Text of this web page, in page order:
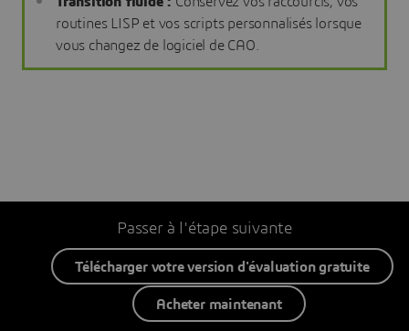
routines LISP et vos scripts personnalisés lorsque
vous changez de logiciel de CAO.
Passer à l'étape suivante
Télécharger votre version d'évaluation gratuite
Acheter maintenant